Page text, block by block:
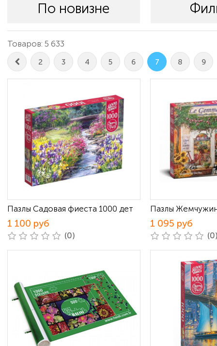
По новизне
Товаров: 5 633
2 3 4 5 6 7 8 9
Пазлы Садовая фиеста 1000 дет
1 100 руб
(0)
Пазлы
1 095 руб